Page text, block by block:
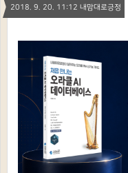
2018. 9. 20. 11:12 내맘대로긍정